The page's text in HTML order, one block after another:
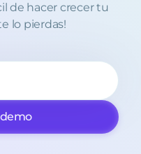
de hacer crecer tu
lo pierdas!